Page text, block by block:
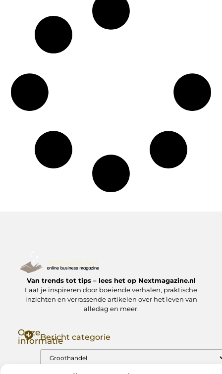
Van trends tot tips – lees het op Nextmagazine.nl
Laat je inspireren door boeiende verhalen, praktische
inzichten en verrassende artikelen over het leven van
alledag en meer.
Onze
informatieBericht categorie